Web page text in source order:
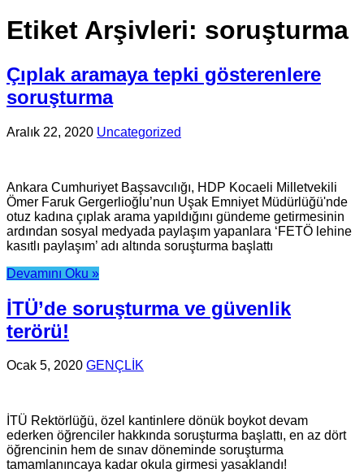
Etiket Arşivleri: soruşturma
Çıplak aramaya tepki gösterenlere
soruşturma
Aralık 22, 2020 Uncategorized
Ankara Cumhuriyet Başsavcılığı, HDP Kocaeli Milletvekili
Ömer Faruk Gergerlioğlu’nun Uşak Emniyet Müdürlüğü'nde
otuz kadına çıplak arama yapıldığını gündeme getirmesinin
ardından sosyal medyada paylaşım yapanlara ‘FETÖ lehine
kasıtlı paylaşım’ adı altında soruşturma başlattı
Devamını Oku »
İTÜ’de soruşturma ve güvenlik
terörü!
Ocak 5, 2020 GENÇLİK
İTÜ Rektörlüğü, özel kantinlere dönük boykot devam
ederken öğrenciler hakkında soruşturma başlattı, en az dört
öğrencinin hem de sınav döneminde soruşturma
tamamlanıncaya kadar okula girmesi yasaklandı!